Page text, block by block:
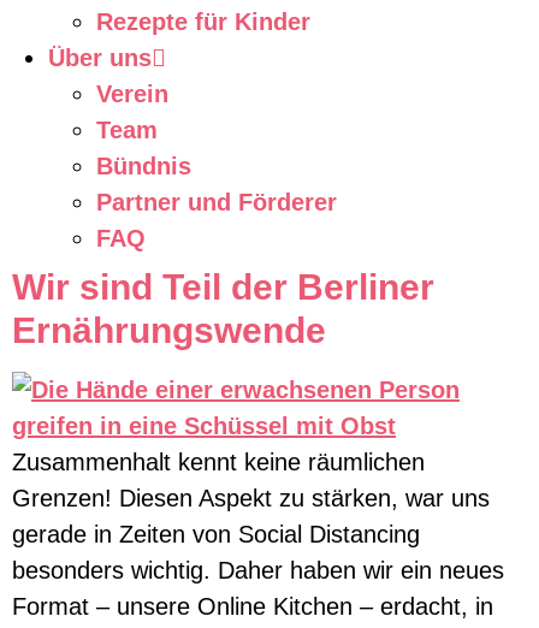
Rezepte für Kinder
Über uns
Verein
Team
Bündnis
Partner und Förderer
FAQ
Wir sind Teil der Berliner
Ernährungswende
Zusammenhalt kennt keine räumlichen
Grenzen! Diesen Aspekt zu stärken, war uns
gerade in Zeiten von Social Distancing
besonders wichtig. Daher haben wir ein neues
Format – unsere Online Kitchen – erdacht, in